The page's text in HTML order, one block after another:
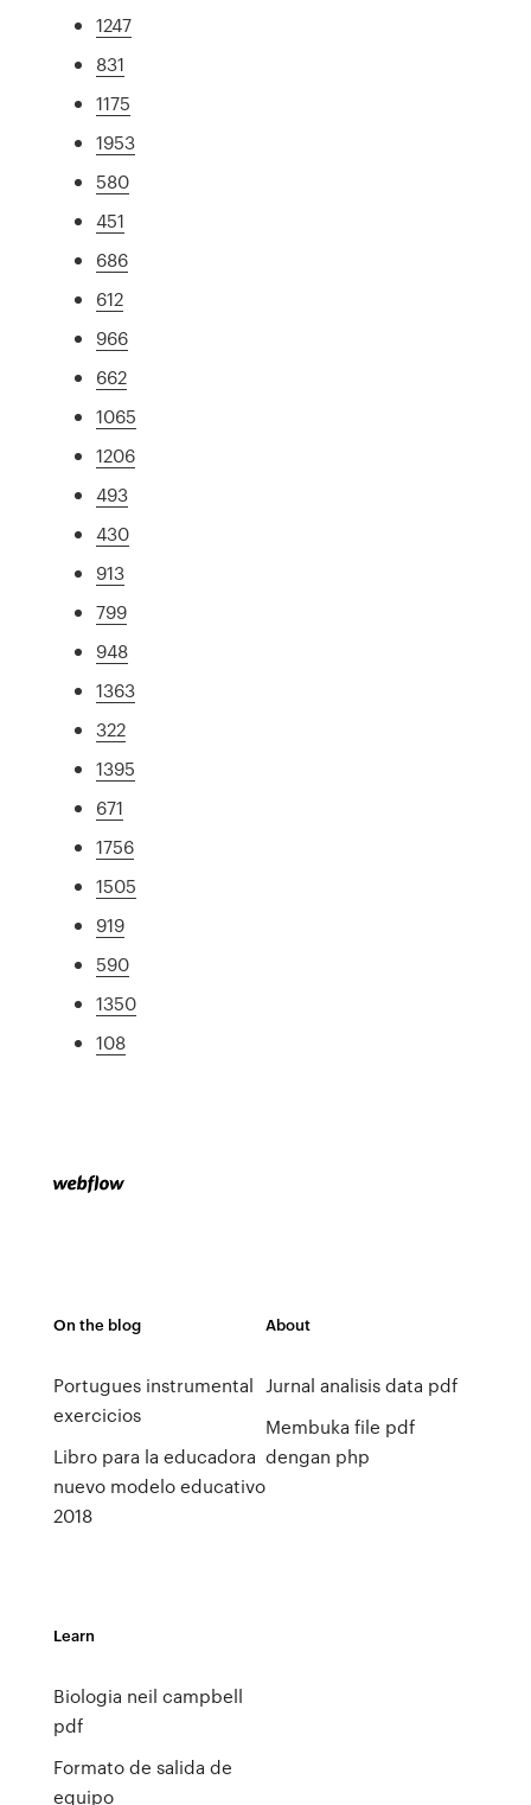
1247
831
1175
1953
580
451
686
612
966
662
1065
1206
493
430
913
799
948
1363
322
1395
671
1756
1505
919
590
1350
108
On the blog
Portugues instrumental
exercicios
Libro para la educadora
nuevo modelo educativo
2018
About
Jurnal analisis data pdf
Membuka file pdf
dengan php
Learn
Biologia neil campbell
pdf
Formato de salida de
equipo